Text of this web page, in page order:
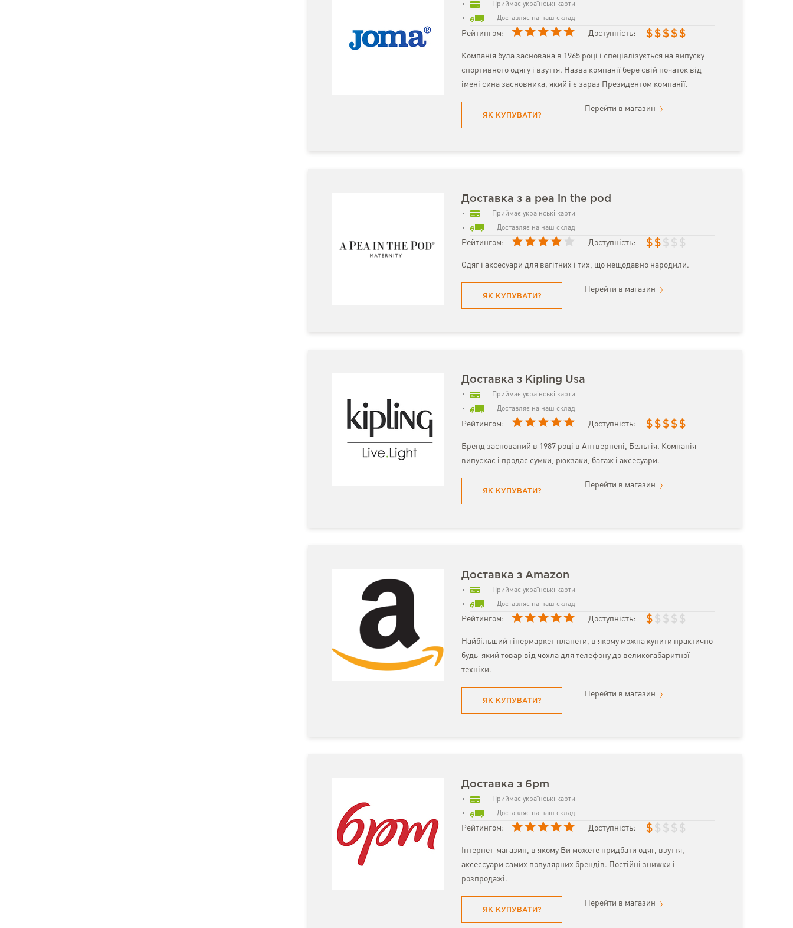
Приймає українські карти
Доставляє на наш склад
Рейтингом: Доступність: $ $ $ $ $
Компанія була заснована в 1965 році і спеціалізується на випуску
спортивного одягу і взуття. Назва компанії бере свій початок від
імені сина засновника, який і є зараз Президентом компанії.
ЯК КУПУВАТИ?
Перейти в магазин
Доставка з a pea in the pod
Приймає українські карти
Доставляє на наш склад
Рейтингом: Доступність: $ $ $ $ $
Одяг і аксесуари для вагітних і тих, що нещодавно народили.
ЯК КУПУВАТИ?
Перейти в магазин
Доставка з Kipling Usa
Приймає українські карти
Доставляє на наш склад
Рейтингом: Доступність: $ $ $ $ $
Бренд заснований в 1987 році в Антверпені, Бельгія. Компанія
випускає і продає сумки, рюкзаки, багаж і аксесуари.
ЯК КУПУВАТИ?
Перейти в магазин
Доставка з Amazon
Приймає українські карти
Доставляє на наш склад
Рейтингом: Доступність: $ $ $ $ $
Найбільший гіпермаркет планети, в якому можна купити практично
будь-який товар від чохла для телефону до великогабаритної
техніки.
ЯК КУПУВАТИ?
Перейти в магазин
Доставка з 6pm
Приймає українські карти
Доставляє на наш склад
Рейтингом: Доступність: $ $ $ $ $
Інтернет-магазин, в якому Ви можете придбати одяг, взуття,
аксессуари самих популярних брендів. Постійні знижки і
розпродажі.
ЯК КУПУВАТИ?
Перейти в магазин